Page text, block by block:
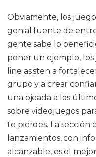
Obviamente, los
genial fuente de
gente sabe lo
poner un ejemplo, los
line asisten a
grupo y a crear
una ojeada a los
sobre videojuegos
te pierdes. La sección
lanzamientos, con
alcanzable, es el